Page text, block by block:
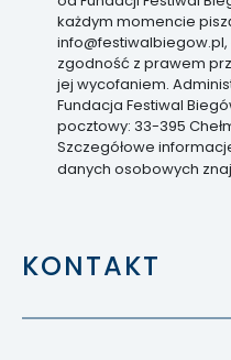
każdym momencie
zgodność z prawem
jej wycofaniem.
Fundacja Festiwal
pocztowy: 33-395
Szczegółowe
danych osobowych
KONTAKT